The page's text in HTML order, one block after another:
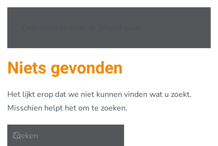
Niets gevonden
Het lijkt erop dat we niet kunnen vinden wat u zoekt.
Misschien helpt het om te zoeken.